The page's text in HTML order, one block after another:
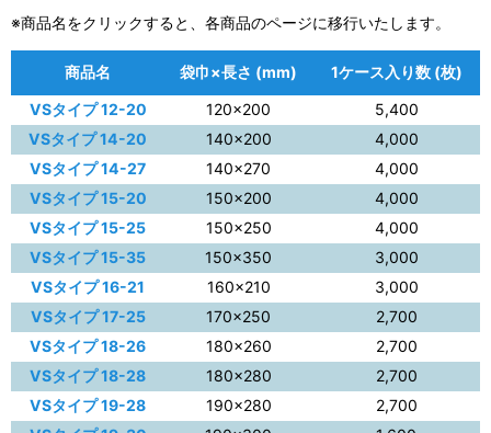
※商品名をクリックすると、各商品のページに移行いたします。
商品名 袋巾×長さ (mm)
1ケース入り数 (枚)
VSタイプ 12-20
120×200
5,400
VSタイプ 14-20
140×200
4,000
VSタイプ 14-27
140×270
4,000
VSタイプ 15-20
150×200
4,000
VSタイプ 15-25
150×250
4,000
VSタイプ 15-35
150×350
3,000
VSタイプ 16-21
160×210
3,000
VSタイプ 17-25
170×250
2,700
VSタイプ 18-26
180×260
2,700
VSタイプ 18-28
180×280
2,700
VSタイプ 19-28
190×280
2,700